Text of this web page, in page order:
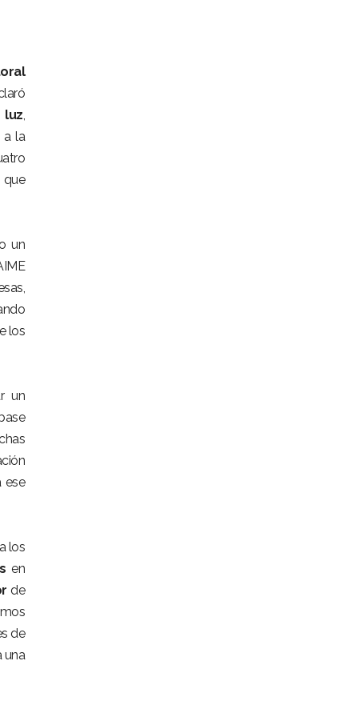
luz,
a la
que
un
los
un
ese
los
en
de
de
una